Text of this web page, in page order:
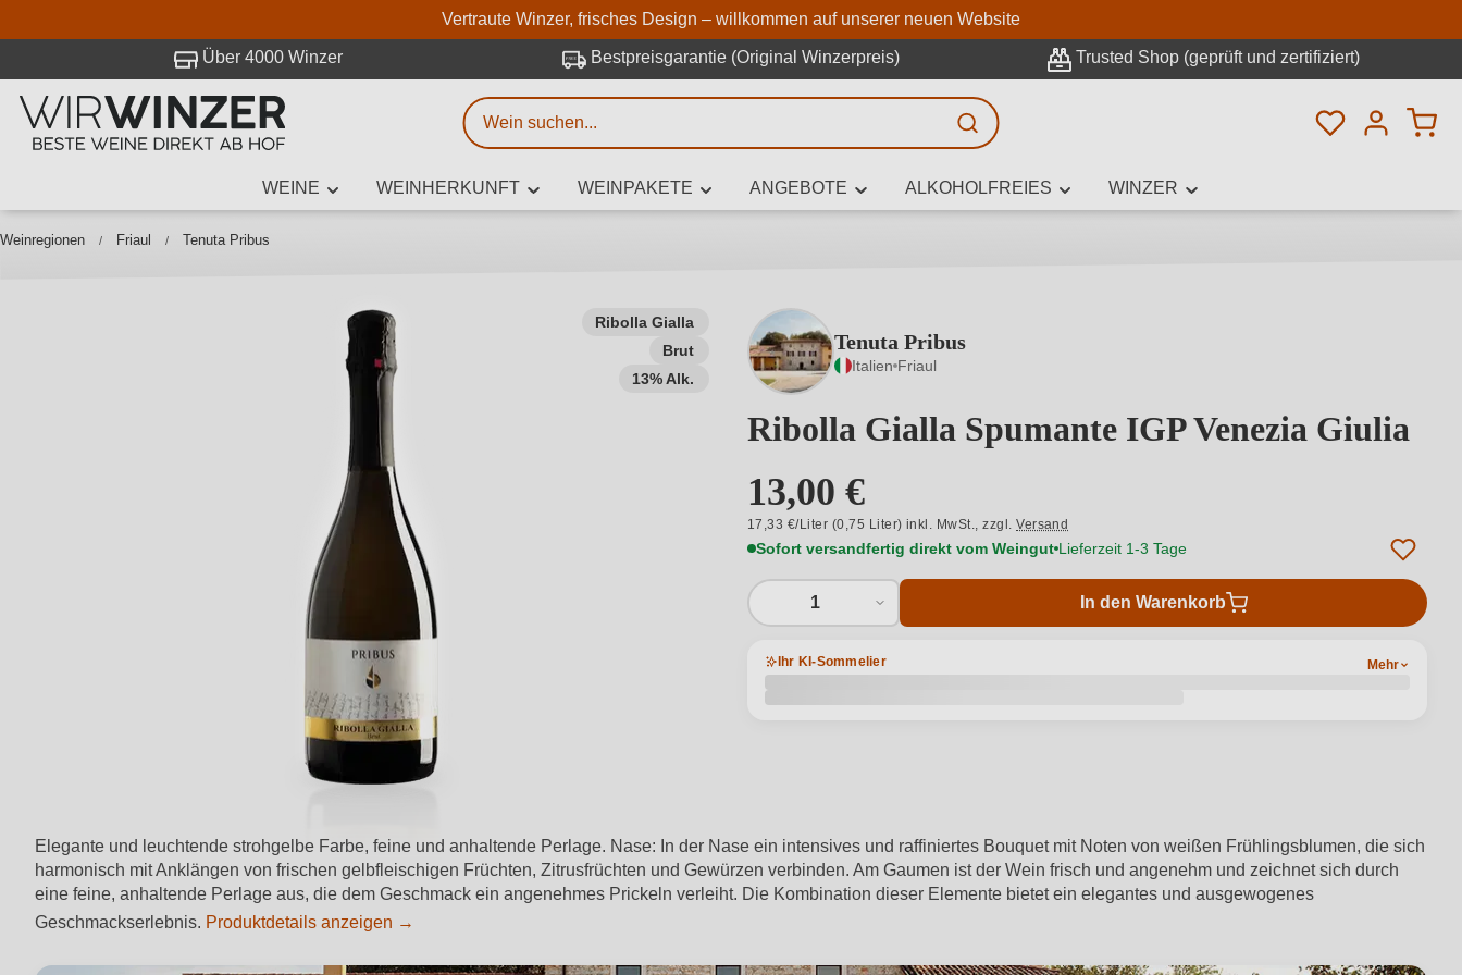
Zum Hauptinhalt springen
Zur Suche springen
Zur Hauptnavigation springen
Vertraute Winzer, frisches Design – willkommen auf unserer neuen Website
Über 4000 Winzer Bestpreisgarantie (Original Winzerpreis) Trusted Shop (geprüft und zertifiziert)
Du hast 0
WEINE WEINHERKUNFT WEINPAKETE ANGEBOTE ALKOHOLFREIES WINZER
Weinregionen Friaul Tenuta Pribus
Ribolla Gialla
Brut
13% Alk.
Tenuta Pribus
Italien Friaul
Ribolla Gialla Spumante IGP Venezia Giulia
13,00 €
17,33 €/Liter (0,75 Liter) inkl. MwSt.,zzgl.Versand
Sofort versandfertig direkt vom Weingut Lieferzeit 1-3 Tage
1 In den Warenkorb
Ihr KI-Sommelier Mehr
Elegante und leuchtende strohgelbe Farbe, feine und anhaltende Perlage. Nase: In der Nase ein intensives und raffiniertes Bouquet mit Noten von weißen Frühlingsblumen, die sich
harmonisch mit Anklängen von frischen gelbfleischigen Früchten, Zitrusfrüchten und Gewürzen verbinden. Am Gaumen ist der Wein frisch und angenehm und zeichnet sich durch
eine feine, anhaltende Perlage aus, die dem Geschmack ein angenehmes Prickeln verleiht. Die Kombination dieser Elemente bietet ein elegantes und ausgewogenes
Geschmackserlebnis. Produktdetails anzeigen →
Weinsuche
Mindestens 3 Zeichen eingeben
Erweiterte Suche
Beschreiben Sie, welchen Wein Sie suchen – ob nach Geschmack, Anlass, Weinnamen,
Rebsorte, Region, Winzer oder anderen Kriterien.
bei WirWinzer.